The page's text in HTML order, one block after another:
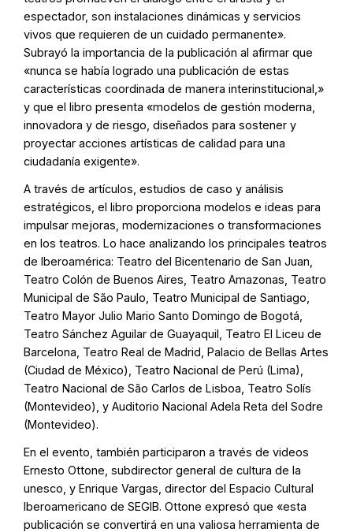
espectador, son instalaciones dinámicas y servicios
vivos que requieren de un cuidado permanente».
Subrayó la importancia de la publicación al afirmar que
«nunca se había logrado una publicación de estas
características coordinada de manera interinstitucional,»
y que el libro presenta «modelos de gestión moderna,
innovadora y de riesgo, diseñados para sostener y
proyectar acciones artísticas de calidad para una
ciudadanía exigente».
A través de artículos, estudios de caso y análisis
estratégicos, el libro proporciona modelos e ideas para
impulsar mejoras, modernizaciones o transformaciones
en los teatros. Lo hace analizando los principales teatros
de Iberoamérica: Teatro del Bicentenario de San Juan,
Teatro Colón de Buenos Aires, Teatro Amazonas, Teatro
Municipal de São Paulo, Teatro Municipal de Santiago,
Teatro Mayor Julio Mario Santo Domingo de Bogotá,
Teatro Sánchez Aguilar de Guayaquil, Teatro El Liceu de
Barcelona, Teatro Real de Madrid, Palacio de Bellas Artes
(Ciudad de México), Teatro Nacional de Perú (Lima),
Teatro Nacional de São Carlos de Lisboa, Teatro Solís
(Montevideo), y Auditorio Nacional Adela Reta del Sodre
(Montevideo).
En el evento, también participaron a través de videos
Ernesto Ottone, subdirector general de cultura de la
unesco, y Enrique Vargas, director del Espacio Cultural
Iberoamericano de SEGIB. Ottone expresó que «esta
publicación se convertirá en una valiosa herramienta de